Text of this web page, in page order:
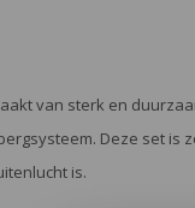
van sterk en
Deze set is
is.